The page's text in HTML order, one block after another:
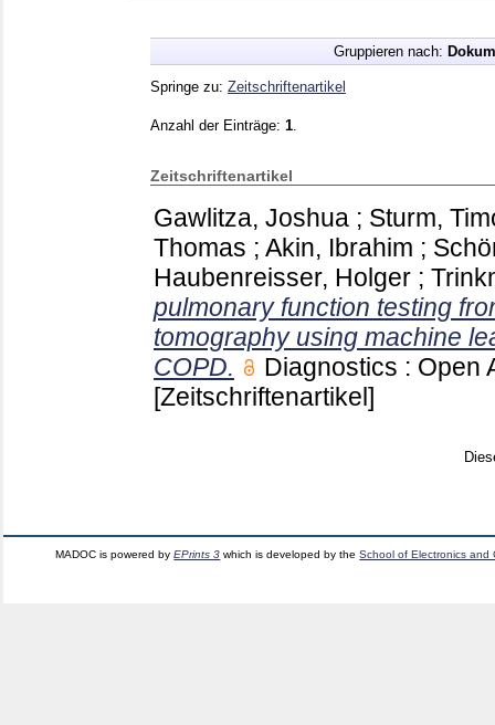
Gruppieren nach:
Springe zu: Zeitschriftenartikel
Anzahl der Einträge: 1
Zeitschriftenartikel
Gawlitza, Joshua ; Sturm,
Thomas ; Akin, Ibrahim ;
Haubenreisser, Holger ;
pulmonary function testing
tomography using machine
COPD.
Diagnostics : Open
[Zeitschriftenartikel]
MADOC is powered byEPrints 3 which is developed by theSchool of Electronics and